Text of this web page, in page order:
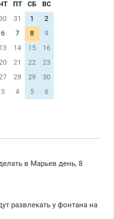
ПТ СБ
ВС
31 1
2
6 7 8
9
13 14 15
16
21 22
23
28 29
30
3 4 5 6
в Марьев день, 8
развлекать у фонтана на